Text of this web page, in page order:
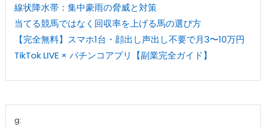
線状降水帯：集中豪雨の脅威と対策
当てる競馬ではなく回収率を上げる馬の選び方
【完全無料】スマホ1台・顔出し声出し不要で月3〜10万円
TikTok LIVE × パチンコアプリ【副業完全ガイド】
g: